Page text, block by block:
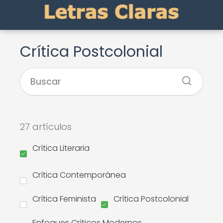
Crítica Postcolonial
27 artículos
Crítica Literaria
Crítica Contemporánea
Crítica Feminista Crítica Postcolonial